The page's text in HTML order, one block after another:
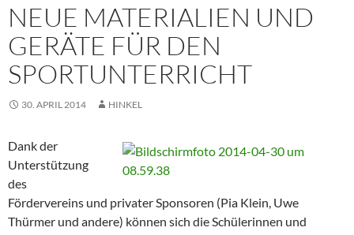
NEUE MATERIALIEN UND
GERÄTE FÜR DEN
SPORTUNTERRICHT
30. APRIL 2014 HINKEL
Dank der
Unterstützung
des
Fördervereins und privater Sponsoren (Pia Klein, Uwe
Thürmer und andere) können sich die Schülerinnen und